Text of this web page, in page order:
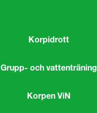
Korpidrott
Grupp- och vattenträning
Korpen ViN